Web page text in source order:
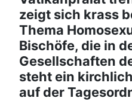
zeigt sich krass
Thema
Bischöfe, die in
Gesellschaften
steht ein
auf der